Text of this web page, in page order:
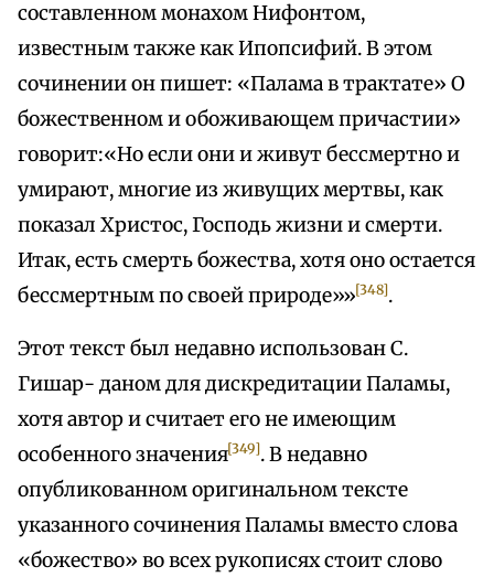
составленном монахом Нифонтом,
известным также как Ипопсифий. В этом
сочинении он пишет: «Палама в трактате» О
божественном и обоживающем причастии»
говорит:«Но если они и живут бессмертно и
умирают, многие из живущих мертвы, как
показал Христос, Господь жизни и смерти.
Итак, есть смерть божества, хотя оно остается
бессмертным по своей природе»»[348].
Этот текст был недавно использован С.
Гишар- даном для дискредитации Паламы,
хотя автор и считает его не имеющим
особенного значения[349]. В недавно
опубликованном оригинальном тексте
указанного сочинения Паламы вместо слова
«божество» во всех рукописях стоит слово